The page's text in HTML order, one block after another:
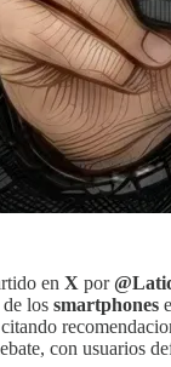
en X por
los smartphones
con usuarios